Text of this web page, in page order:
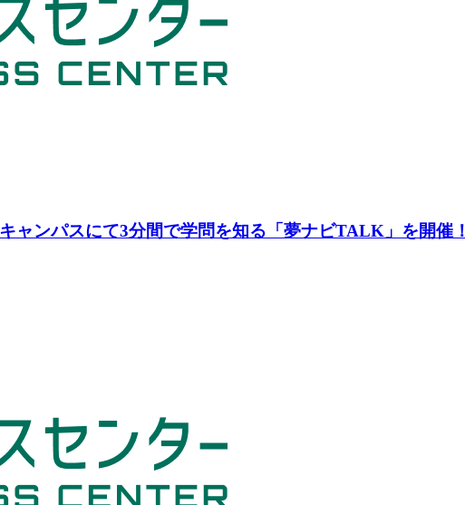
ャンパスにて3分間で学問を知る「夢ナビTALK」を開催！